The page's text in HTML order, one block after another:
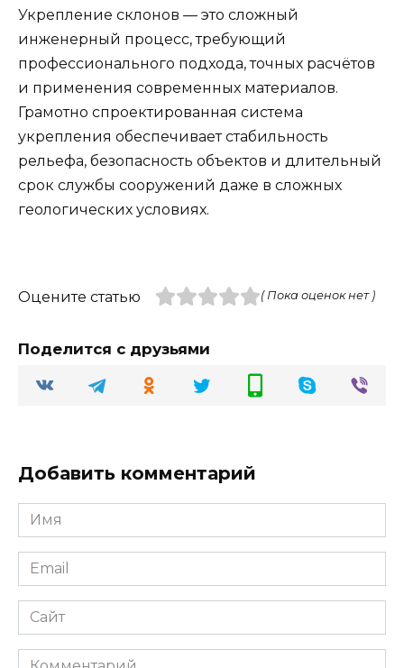
Укрепление склонов — это сложный
инженерный процесс, требующий
профессионального подхода, точных расчётов
и применения современных материалов.
Грамотно спроектированная система
укрепления обеспечивает стабильность
рельефа, безопасность объектов и длительный
срок службы сооружений даже в сложных
геологических условиях.
Оцените статью ( Пока оценок нет )
Поделится с друзьями
Добавить комментарий
Имя
Email
Сайт
Комментарий